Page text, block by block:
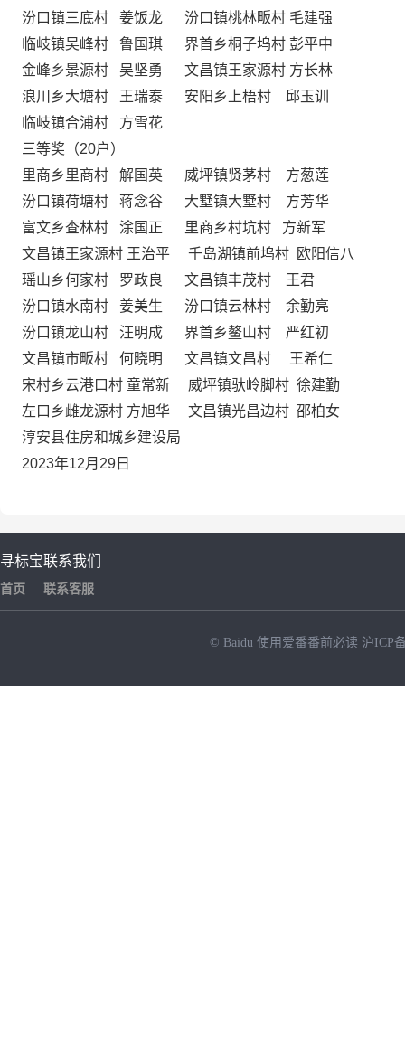
汾口镇三底村 姜饭龙 汾口镇桃林畈村 毛建强
临岐镇吴峰村 鲁国琪 界首乡桐子坞村 彭平中
金峰乡景源村 吴坚勇 文昌镇王家源村 方长林
浪川乡大塘村 王瑞泰 安阳乡上梧村 邱玉训
临岐镇合浦村 方雪花
三等奖（20户）
里商乡里商村 解国英 威坪镇贤茅村 方葱莲
汾口镇荷塘村 蒋念谷 大墅镇大墅村 方芳华
富文乡查林村 涂国正 里商乡村坑村 方新军
文昌镇王家源村 王治平 千岛湖镇前坞村 欧阳信八
瑶山乡何家村 罗政良 文昌镇丰茂村 王君
汾口镇水南村 姜美生 汾口镇云林村 余勤亮
汾口镇龙山村 汪明成 界首乡鳌山村 严红初
文昌镇市畈村 何晓明 文昌镇文昌村 王希仁
宋村乡云港口村 童常新 威坪镇驮岭脚村 徐建勤
左口乡雌龙源村 方旭华 文昌镇光昌边村 邵柏女
淳安县住房和城乡建设局
2023年12月29日
寻标宝
首页
联系我们
联系客服
© Baidu 使用爱番番前必读 沪ICP